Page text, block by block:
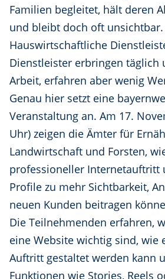
Familien begleitet, hält deren
und bleibt doch oft unsichtbar.
Hauswirtschaftliche
Dienstleister erbringen täglich
Arbeit, erfahren aber wenig
Genau hier setzt eine
Veranstaltung an. Am 17.
Uhr) zeigen die Ämter für
Landwirtschaft und Forsten,
professioneller Internetauftritt
Profile zu mehr Sichtbarkeit,
neuen Kunden beitragen
Die Teilnehmenden erfahren,
eine Website wichtig sind, wie
Auftritt gestaltet werden kann
Funktionen wie Stories, Reels